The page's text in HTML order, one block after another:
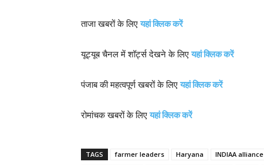
ताजा खबरों के लिएयहां क्लिक करें
यूट्यूब चैनल में शॉर्ट्स देखने के लिएयहां क्लिक करें
पंजाब की महत्वपूर्ण खबरों के लिएयहां क्लिक करें
रोमांचक खबरों के लिए यहां क्लिक करें
TAGS farmer leaders Haryana INDIAA alliance